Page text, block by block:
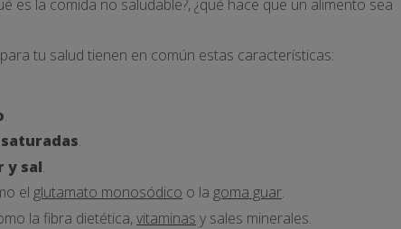
es la comida no saludable?, ¿qué hace que un alimento sea
tu salud tienen en común estas características:
.
.
y sal.
el glutamato monosódico o la goma guar.
la fibra dietética,vitaminas y sales minerales.